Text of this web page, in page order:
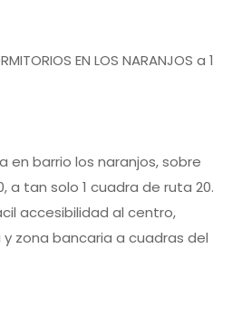
EN LOS NARANJOS a 1
en barrio los naranjos, sobre
a tan solo 1 cuadra de ruta 20.
accesibilidad al centro,
zona bancaria a cuadras del